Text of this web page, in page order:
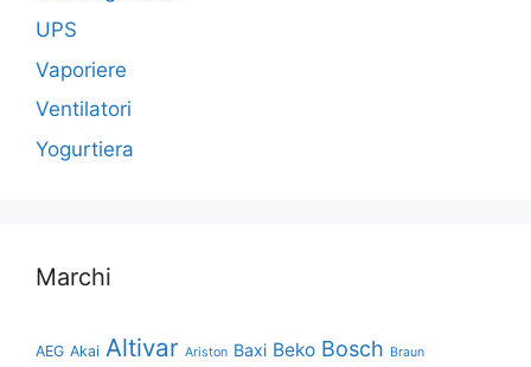
UPS
Vaporiere
Ventilatori
Yogurtiera
Marchi
AEG Akai Altivar Ariston Baxi Beko Bosch Braun